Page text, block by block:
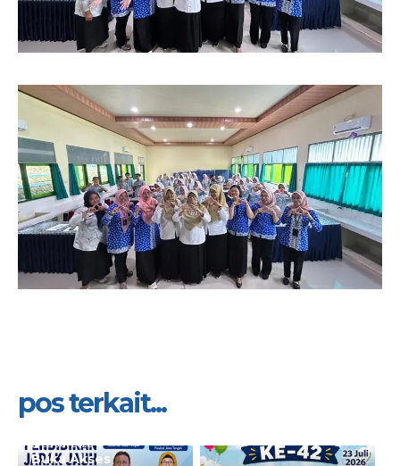
pos terkait...
28 Jul 2026
Buka Akses